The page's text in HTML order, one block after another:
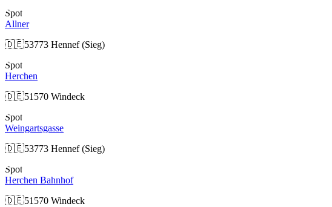
Spot
Allner
🇩🇪53773 Hennef (Sieg)
Spot
Herchen
🇩🇪51570 Windeck
Spot
Weingartsgasse
🇩🇪53773 Hennef (Sieg)
Spot
Herchen Bahnhof
🇩🇪51570 Windeck